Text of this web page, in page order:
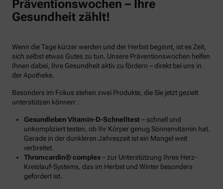
Präventionswochen – Ihre
Gesundheit zählt!
Wenn die Tage kürzer werden und der Herbst beginnt, ist es Zeit,
sich selbst etwas Gutes zu tun. Unsere Präventionswochen helfen
Ihnen dabei, Ihre Gesundheit aktiv zu fördern – direkt bei uns in
der Apotheke.
Besonders im Fokus stehen zwei Produkte, die Sie jetzt gezielt
unterstützen können:
Gesundleben Vitamin-D-Schnelltest– schnell und
unkompliziert testen, ob Ihr Körper genug Sonnenvitamin hat.
Gerade in der dunkleren Jahreszeit ist ein Mangel weit
verbreitet.
Thromcardin® complex– zur Unterstützung Ihres Herz-
Kreislauf-Systems, das im Herbst und Winter besonders
gefordert ist.